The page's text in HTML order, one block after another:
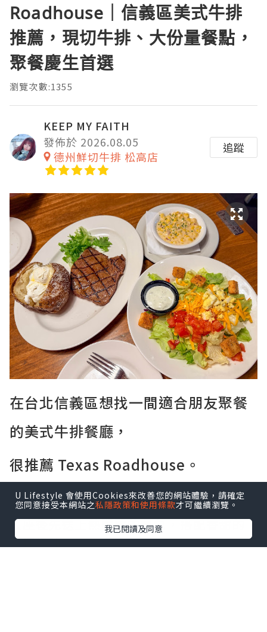
Roadhouse｜信義區美式牛排
推薦，現切牛排、大份量餐點，
聚餐慶生首選
瀏覽次數:1355
KEEP MY FAITH
發佈於 2026.08.05
德州鮮切牛排 松高店
追蹤
在台北信義區想找一間適合朋友聚餐
的美式牛排餐廳，
很推薦 Texas Roadhouse。
餐廳的氣氛熱鬧，主打現切牛排和大份量
餐點，走的是美式家庭餐廳路線。
入座後先送上熱騰騰的餐包，搭配香甜的
肉桂奶油。
U Lifestyle 會使用Cookies來改善您的網站體驗，請確定
您同意接受本網站之私隱政策和使用條款才可繼續瀏覽。
我已閱讀及同意